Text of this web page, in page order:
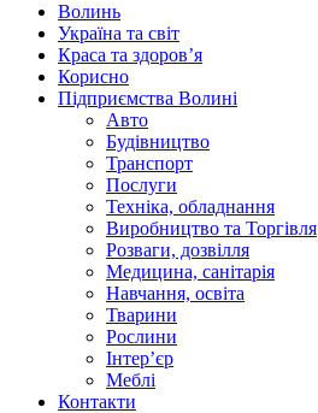
Волинь
Україна та світ
Краса та здоров’я
Корисно
Підприємства Волині
Авто
Будівництво
Транспорт
Послуги
Техніка, обладнання
Виробництво та Торгівля
Розваги, дозвілля
Медицина, санітарія
Навчання, освіта
Тварини
Рослини
Інтер’єр
Меблі
Контакти